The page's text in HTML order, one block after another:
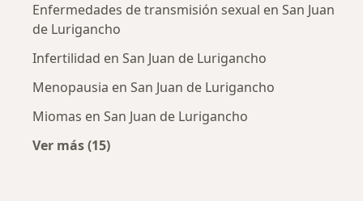
Enfermedades de transmisión sexual en San Juan
de Lurigancho
Infertilidad en San Juan de Lurigancho
Menopausia en San Juan de Lurigancho
Miomas en San Juan de Lurigancho
Ver más (15)